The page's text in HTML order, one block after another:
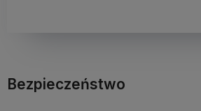
Bezpieczeństwo